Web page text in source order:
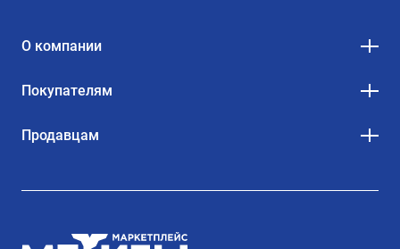
О компании
Покупателям
Продавцам